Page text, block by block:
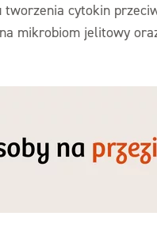
tworzenia cytokin
mikrobiom jelitowy